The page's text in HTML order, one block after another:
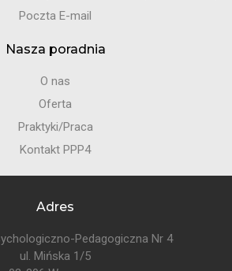
Poczta E-mail
Nasza poradnia
O nas
Oferta
Praktyki/Praca
Kontakt PPP4
Adres
Pedagogiczna Nr 4
ul. Mińska 1/5